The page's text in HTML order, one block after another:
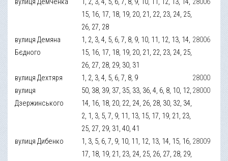
15, 16, 17, 18, 19, 20, 21, 22, 23, 24, 25,
26, 27, 28
вулиця Демяна
Бєдного
1, 2, 3, 4, 5, 6, 7, 8, 9, 10, 11, 12, 13, 14,
15, 16, 17, 18, 19, 20, 21, 22, 23, 24, 25,
26, 27, 28, 29, 30, 31
28006
вулиця Дехтяря 1, 2, 3, 4, 5, 6, 7, 8, 9
28000
вулиця
Дзержинського
50, 38, 39, 37, 35, 33, 36, 4, 6, 8, 10, 12,
14, 16, 18, 20, 22, 24, 26, 28, 30, 32, 34,
2, 1, 3, 5, 7, 9, 11, 13, 15, 17, 19, 21, 23,
25, 27, 29, 31, 40, 41
28000
вулиця Дибенко
1, 3, 5, 6, 7, 9, 10, 11, 12, 13, 14, 15, 16,
17, 18, 19, 21, 23, 24, 25, 26, 27, 28, 29,
28009